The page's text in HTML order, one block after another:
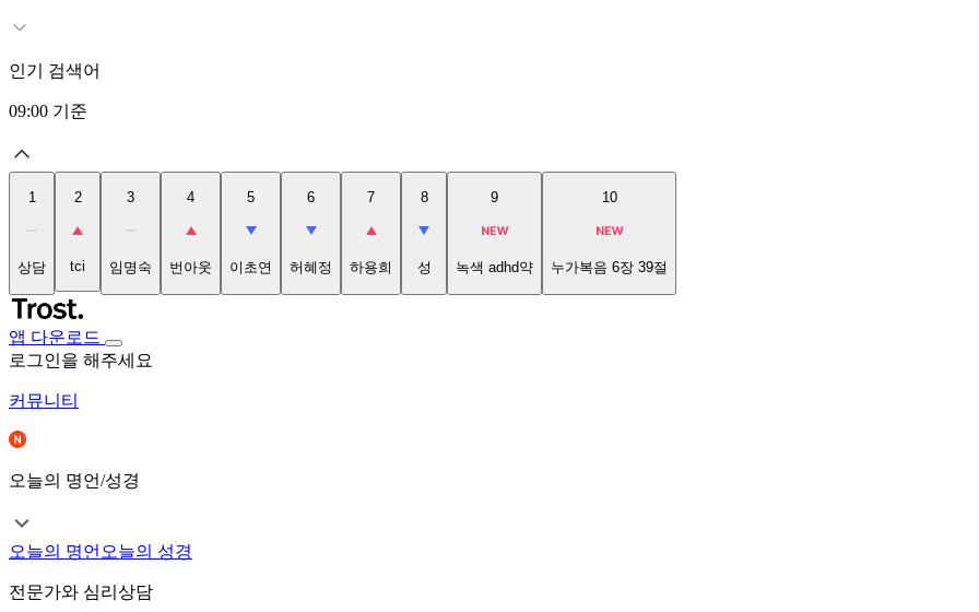
인기 검색어
09:00 기준
1
상담
2
tci
3
임명숙
4
번아웃
5
이초연
6
허혜정
7
하용희
8
성
9
녹색 adhd약
10
누가복음 6장 39절
앱 다운로드
로그인을 해주세요
커뮤니티
오늘의 명언/성경
오늘의 명언 오늘의 성경
전문가와 심리상담